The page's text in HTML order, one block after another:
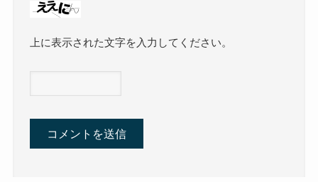
上に表示された文字を入力してください。